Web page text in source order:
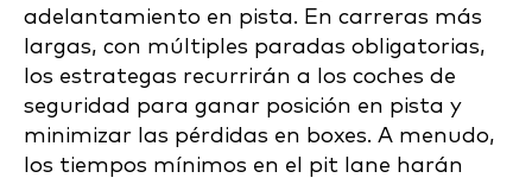
adelantamiento en pista. En carreras más
largas, con múltiples paradas obligatorias,
los estrategas recurrirán a los coches de
seguridad para ganar posición en pista y
minimizar las pérdidas en boxes. A menudo,
los tiempos mínimos en el pit lane harán